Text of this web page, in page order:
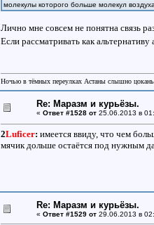
молекулы которого больше молекул
Лично мне совсем не понятна связь
Если рассматривать как
Ночью в тёмных переулках Астаны слышно
Re: Маразм и курьёзы.
« Ответ #1528 от25.06.2013 в
2Luficer: имеется ввиду, что чем
мячик дольше остаётся под нужным
Re: Маразм и курьёзы.
« Ответ #1529 от29.06.2013 в